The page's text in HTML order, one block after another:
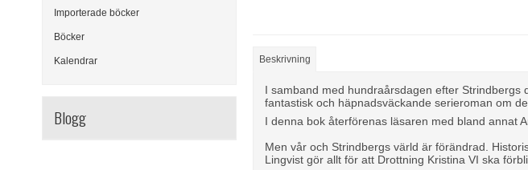
Importerade böcker
Böcker
Kalendrar
Blogg
Beskrivning
I samband med hundraårsdagen efter Strindbergs
fantastisk och häpnadsväckande serieroman om
I denna bok återförenas läsaren med bland annat
Men vår och Strindbergs värld är förändrad.
Lingvist gör allt för att Drottning Kristina VI ska